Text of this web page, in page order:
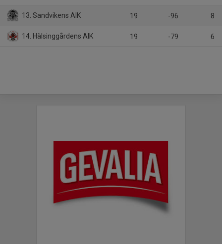
13. Sandvikens AIK 19 -96 8
14. Hälsinggårdens AIK 19 -79 6